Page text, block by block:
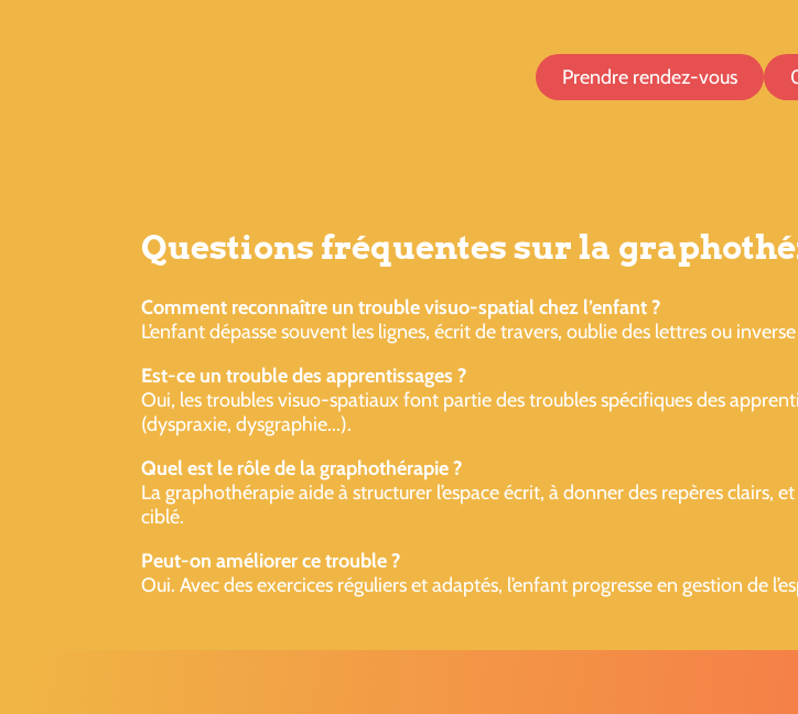
Prendre rendez-vous
Questions fréquentes sur la
Comment reconnaître un trouble visuo-spatial chez l’enfant ?
L’enfant dépasse souvent les lignes, écrit de travers, oublie des lettres ou
Est-ce un trouble des apprentissages ?
Oui, les troubles visuo-spatiaux font partie des troubles spécifiques des
(dyspraxie, dysgraphie...).
Quel est le rôle de la graphothérapie ?
La graphothérapie aide à structurer l’espace écrit, à donner des repères clairs,
ciblé.
Peut-on améliorer ce trouble ?
Oui. Avec des exercices réguliers et adaptés, l’enfant progresse en gestion de